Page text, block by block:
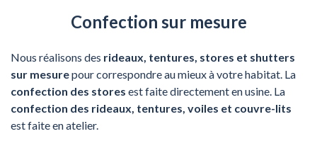
Confection sur mesure
Nous réalisons des rideaux, tentures, stores et shutters
sur mesurepour correspondre au mieux à votre habitat. La
confection des stores est faite directement en usine. La
confection des rideaux, tentures, voiles et couvre-lits
est faite en atelier.